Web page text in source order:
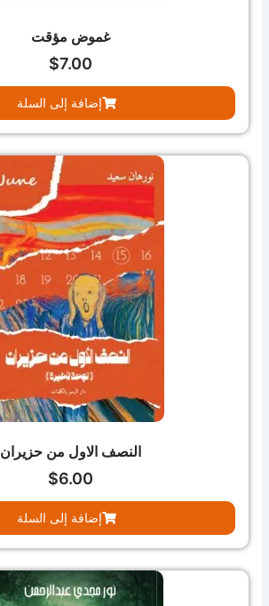
غموض مؤقت
$7.00
إضافة إلى السلة
النصف الاول من حزيران
$6.00
إضافة إلى السلة